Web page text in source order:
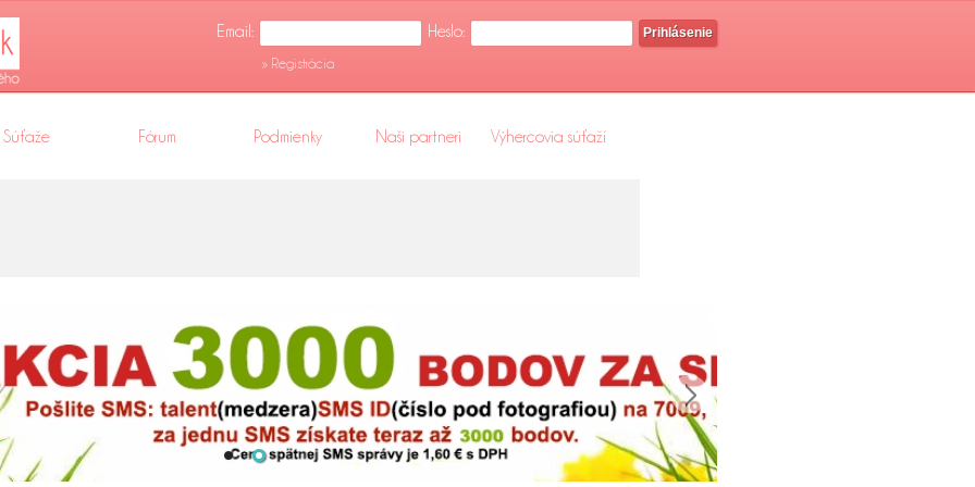
Email: Heslo:
Prihlásenie
» Registrácia
Súťaže Fórum Podmienky Naši partneri Výhercovia súťaží